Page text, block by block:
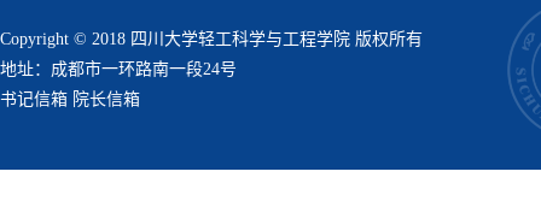
Copyright © 2018 四川大学轻工科学与工程学院 版权所有
地址：成都市一环路南一段24号
书记信箱 院长信箱